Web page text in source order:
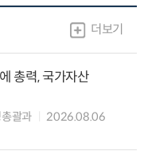
더보기
총력, 국가자산
괄과
2026.08.06